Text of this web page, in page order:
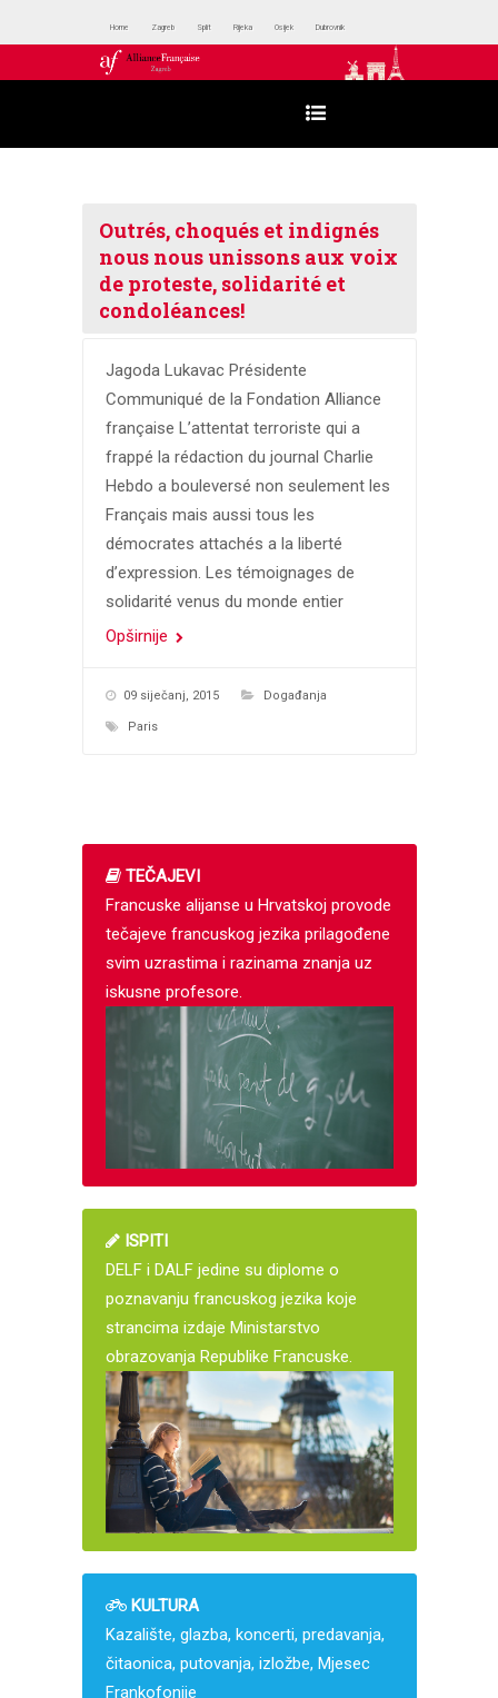
Home Zagreb Split Rijeka Osijek Dubrovnik
Outrés, choqués et indignés
nous nous unissons aux voix
de proteste, solidarité et
condoléances!
Jagoda Lukavac Présidente
Communiqué de la Fondation Alliance
française L’attentat terroriste qui a
frappé la rédaction du journal Charlie
Hebdo a bouleversé non seulement les
Français mais aussi tous les
démocrates attachés a la liberté
d’expression. Les témoignages de
solidarité venus du monde entier
Opširnije
09 siječanj, 2015 Događanja
Paris
TEČAJEVI
Francuske alijanse u Hrvatskoj provode
tečajeve francuskog jezika prilagođene
svim uzrastima i razinama znanja uz
iskusne profesore.
ISPITI
DELF i DALF jedine su diplome o
poznavanju francuskog jezika koje
strancima izdaje Ministarstvo
obrazovanja Republike Francuske.
KULTURA
Kazalište, glazba, koncerti, predavanja,
čitaonica, putovanja, izložbe, Mjesec
Frankofonije